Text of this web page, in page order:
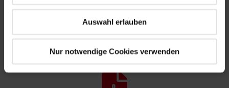
Auswahl erlauben
Nur notwendige Cookies verwenden
Flachdachausstiege, Boden- & Scherentreppen